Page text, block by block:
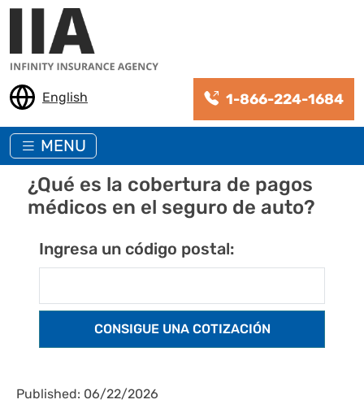
Pasar al contenido principal
English 1-866-224-1684
MENU
¿Qué es la cobertura de pagos
médicos en el seguro de auto?
Ingresa un código postal:
Published: 06/22/2026